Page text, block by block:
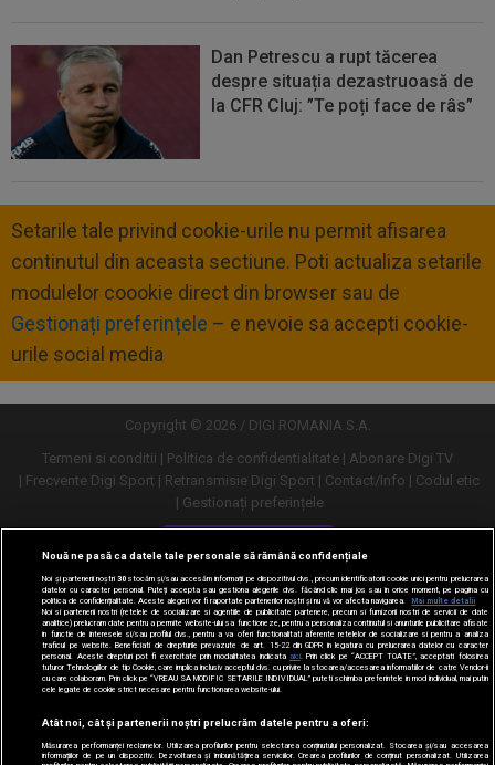
Dan Petrescu a rupt tăcerea
despre situația dezastruoasă de
la CFR Cluj: ”Te poți face de râs”
Setarile tale privind cookie-urile nu permit afisarea
continutul din aceasta sectiune. Poti actualiza setarile
modulelor coookie direct din browser sau de
Gestionați preferințele – e nevoie sa accepti cookie-
urile social media
Copyright © 2026 / DIGI ROMANIA S.A.
Termeni si conditii
Politica de confidentialitate
Abonare Digi TV
Frecvente Digi Sport
Retransmisie Digi Sport Contact/Info
Codul etic
Gestionați preferințele
Versiune desktop
Nouă ne pasă ca datele tale personale să rămână confidențiale
Noi și partenerii noștri30stocăm și/sau accesăm informații pe dispozitivul dvs., precum identificatorii cookie unici pentru prelucrarea
datelor cu caracter personal. Puteți accepta sau gestiona alegerile dvs. făcând clic mai jos sau în orice moment, pe pagina cu
politica de confidențialitate. Aceste alegeri vor fi raportate partenerilor noștri și nu vă vor afecta navigarea.
Mai multe detalii
Noi si partenerii nostri (retelele de socializare si agentiile de publicitate partenere, precum si furnizorii nostri de servicii de date
analitice) prelucram date pentru a permite website-ului sa functioneze, pentru a personaliza continutul si anunturile publicitare afisate
in functie de interesele si/sau profilul dvs., pentru a va oferi functionalitati aferente retelelor de socializare si pentru a analiza
traficul pe website. Beneficiati de drepturile prevazute de art. 15-22 din GDPR in legatura cu prelucrarea datelor cu caracter
personal. Aceste drepturi pot fi exercitate prin modalitatea indicata aici. Prin click pe “ACCEPT TOATE”, acceptati folosirea
tuturor Tehnologiilor de tip Cookie, care implica inclusiv acceptul dvs. cu privire la stocarea/accesarea informatiilor de catre Vendor-ii
cu care colaboram. Prin click pe “VREAU SA MODIFIC SETARILE INDIVIDUAL” puteti schimba preferintele in mod individual, mai putin
cele legate de cookie strict necesare pentru functionarea website-ului.
Atât noi, cât și partenerii noștri prelucrăm datele pentru a oferi:
Măsurarea performanței reclamelor. Utilizarea profilurilor pentru selectarea conținutului personalizat. Stocarea și/sau accesarea
informațiilor de pe un dispozitiv. Dezvoltarea și îmbunătățirea serviciilor. Crearea profilurilor de conținut personalizat. Utilizarea